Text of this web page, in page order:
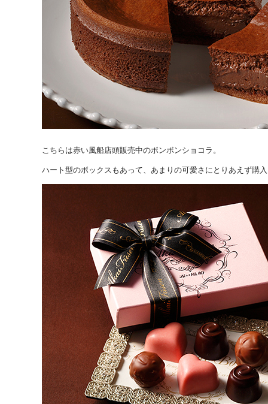
こちらは赤い風船店頭販売中のボンボンショコラ。
ハート型のボックスもあって、あまりの可愛さにとりあえず購